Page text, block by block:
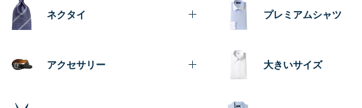
ネクタイ
アクセサリー
プレミアムシャツ
大きいサイズ